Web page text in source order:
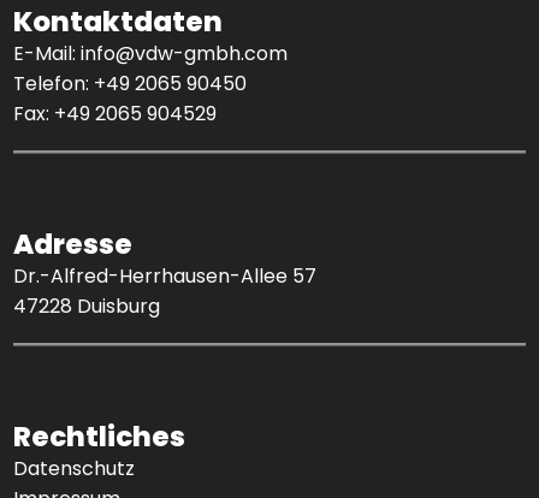
Kontaktdaten
E-Mail:info@vdw-gmbh.com
Telefon: +49 2065 90450
Fax: +49 2065 904529
Adresse
Dr.-Alfred-Herrhausen-Allee 57
47228 Duisburg
Rechtliches
Datenschutz